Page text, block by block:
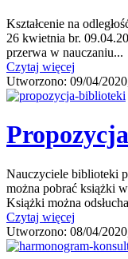
Kształcenie na
26 kwietnia br.
przerwa w nauczaniu...
Czytaj więcej
Utworzono: 09/04/
Nauczyciele biblioteki
można pobrać książki
Książki można
Czytaj więcej
Utworzono: 08/04/